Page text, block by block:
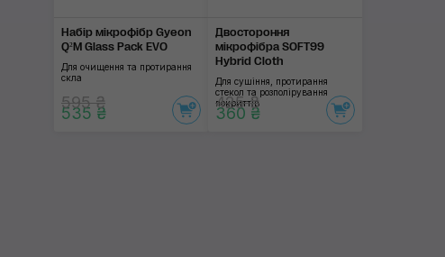
Набір мікрофібр Gyeon
Q²M Glass Pack EVO
Для очищення та протирання
скла
595 ₴
535 ₴
Двостороння
мікрофібра SOFT99
Hybrid Cloth
Для сушіння, протирання
стекол та розполірування
покриттів
425 ₴
360 ₴